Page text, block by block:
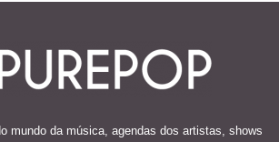
mundo da música, agendas dos artistas, shows